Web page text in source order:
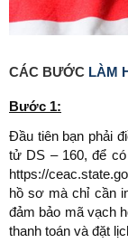
CÁC BƯỚC LÀM
Bước 1:
Đầu tiên bạn phải
tử DS – 160, để
https://
hồ sơ mà chỉ cần
đảm bảo mã vạch
thanh toán và đặt